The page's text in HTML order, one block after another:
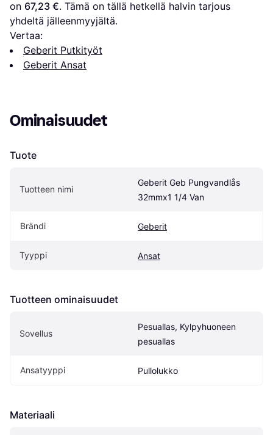
on 67,23 €. Tämä on tällä hetkellä halvin tarjous
yhdeltä jälleenmyyjältä.
Vertaa:
Geberit Putkityöt
Geberit Ansat
Ominaisuudet
Tuote
Tuotteen nimi
Geberit Geb Pungvandlås
32mmx1 1/4 Van
Brändi Geberit
Tyyppi Ansat
Tuotteen ominaisuudet
Sovellus
Pesuallas, Kylpyhuoneen
pesuallas
Ansatyyppi Pullolukko
Materiaali